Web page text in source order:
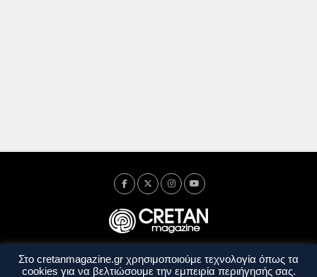
Ταυτότητα Πολιτική Απορρήτου
Όροι Χρήσης
Όροι και Προϋποθέσεις
Στο cretanmagazine.gr χρησιμοποιούμε τεχνολογία όπως τα
cookies για να βελτιώσουμε την εμπειρία περιήγησής σας.